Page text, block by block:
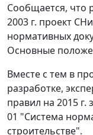
Сообщается, что
2003 г. проект
нормативных
Основные
Вместе с тем в
разработке,
правил на 2015 г.
01 "Система
строительстве".